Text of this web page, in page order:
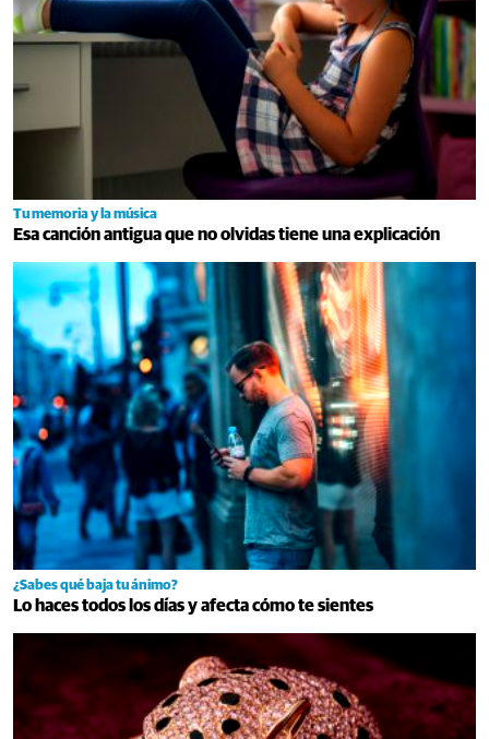
Tu memoria y la música
Esa canción antigua que no olvidas tiene una explicación
¿Sabes qué baja tu ánimo?
Lo haces todos los días y afecta cómo te sientes